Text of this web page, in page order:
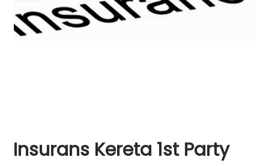
Insurans Kereta 1st Party